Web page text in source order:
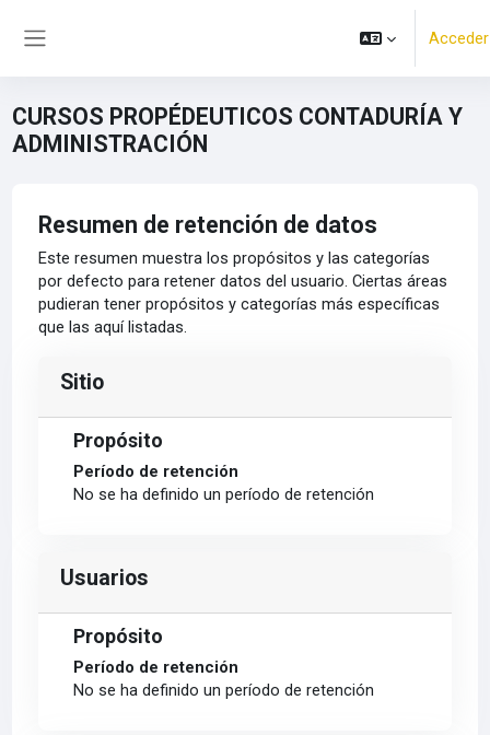
Acceder
CURSOS PROPÉDEUTICOS CONTADURÍA Y
ADMINISTRACIÓN
Resumen de retención de datos
Este resumen muestra los propósitos y las categorías
por defecto para retener datos del usuario. Ciertas áreas
pudieran tener propósitos y categorías más específicas
que las aquí listadas.
Sitio
Propósito
Período de retención
No se ha definido un período de retención
Usuarios
Propósito
Período de retención
No se ha definido un período de retención